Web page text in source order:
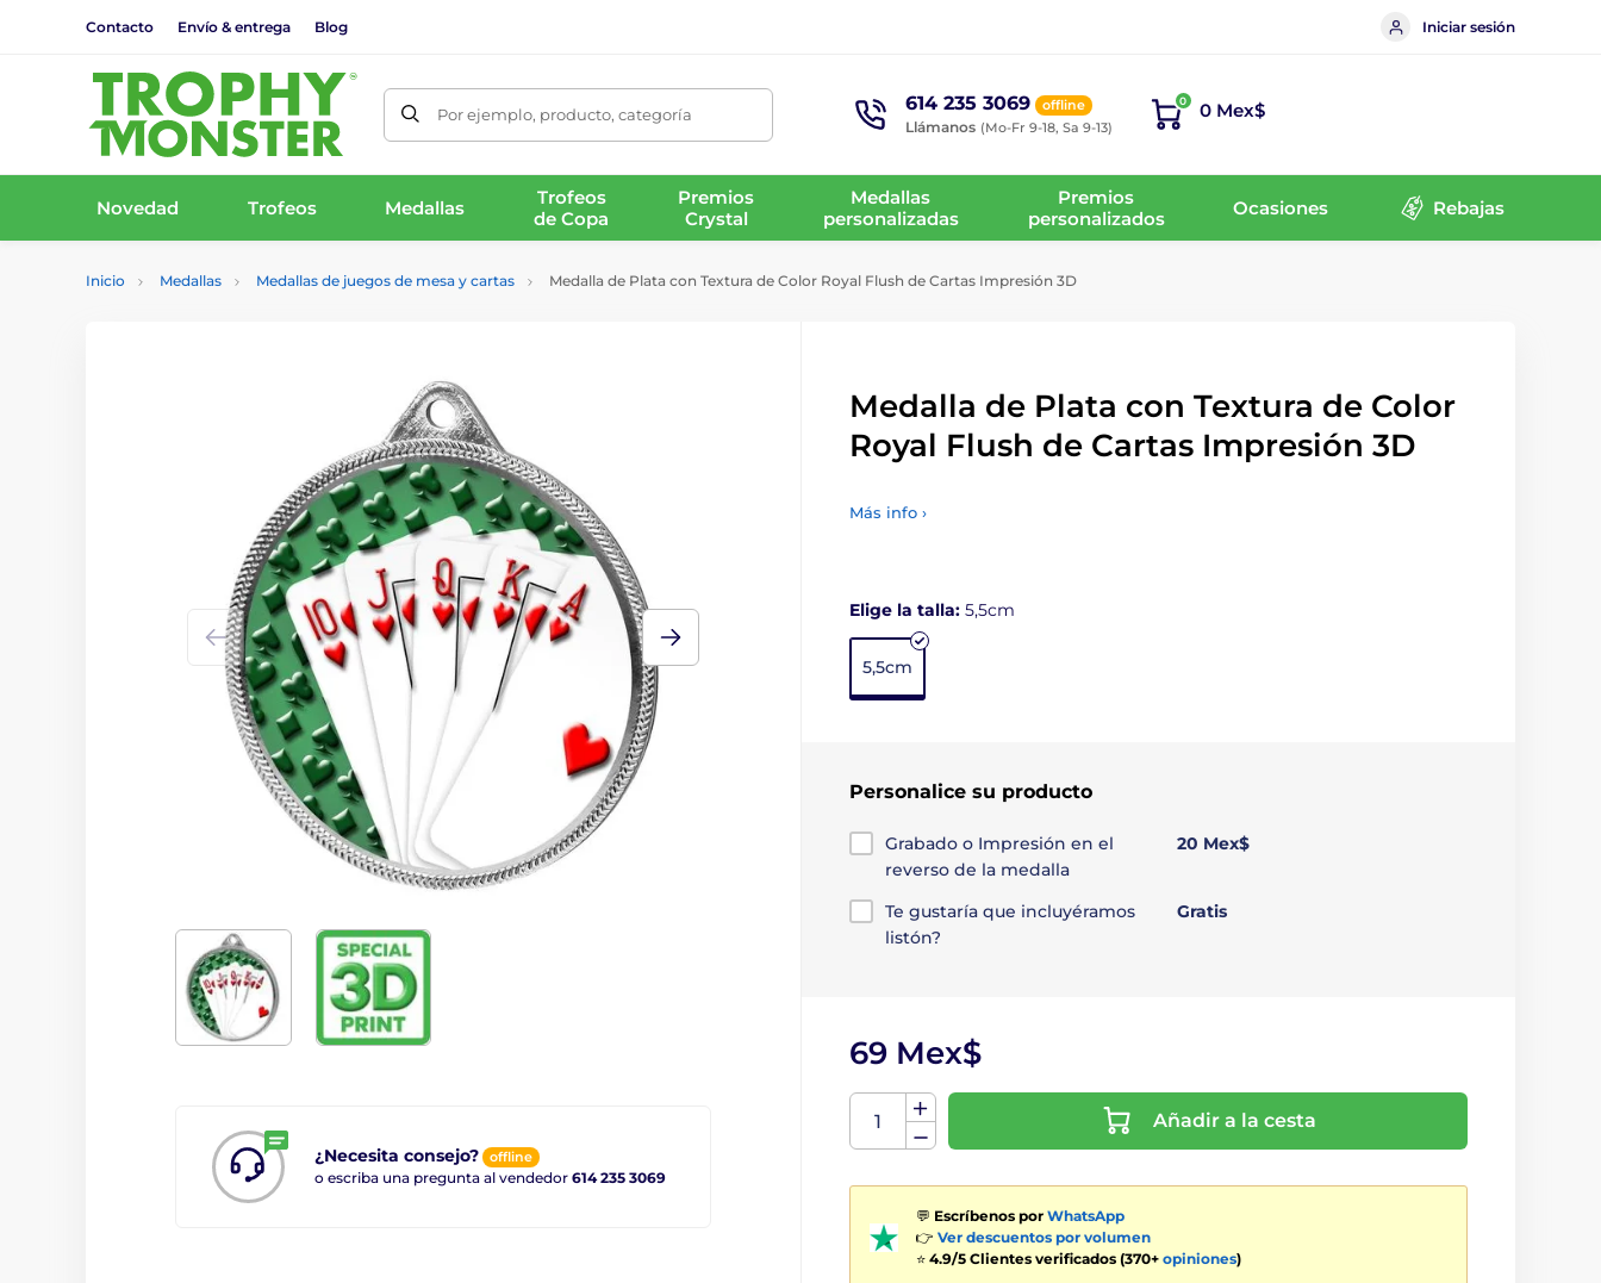
Contacto Envío & entrega Blog Iniciar sesión
Por ejemplo, producto, categoría 614 235 3069 offline
Llámanos (Mo-Fr 9-18, Sa 9-13)
0 0 Mex$
Novedad Trofeos Medallas
Trofeos
de Copa
Premios
Crystal
Medallas
personalizadas
Premios
personalizados
Ocasiones Rebajas
Inicio Medallas Medallas de juegos de mesa y cartas Medalla de Plata con Textura de Color Royal Flush de Cartas Impresión 3D
¿Necesita consejo? offline
o escriba una pregunta al vendedor 614 235 3069
Medalla de Plata con Textura de Color
Royal Flush de Cartas Impresión 3D
Más info ›
Elige la talla: 5,5cm
5,5cm
Personalice su producto
Grabado o Impresión en el
reverso de la medalla
20 Mex$
Te gustaría que incluyéramos
listón?
Gratis
69 Mex$
Añadir a la cesta
💬 Escríbenos por WhatsApp
👉 Ver descuentos por volumen
⭐ 4.9/5 Clientes verificados (370+ opiniones)